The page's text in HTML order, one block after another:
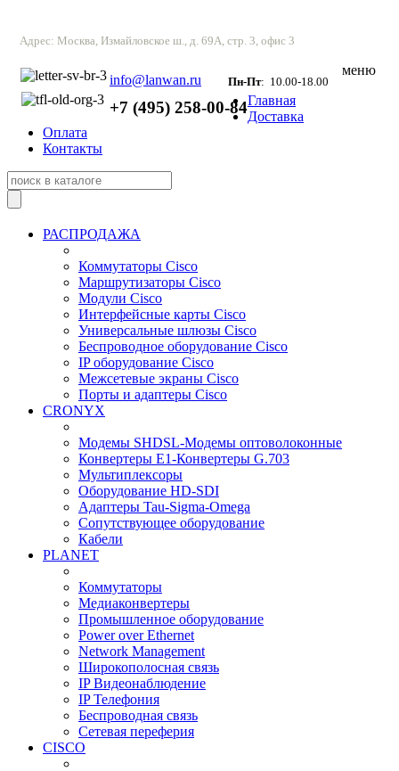
Адрес: Москва, Измайловское ш., д. 69А, стр. 3, офис 3
info@lanwan.ru Пн-Пт: 10.00-18.00
+7 (495) 258-00-84
меню
Главная
Доставка
Оплата
Контакты
РАСПРОДАЖА
Коммутаторы Cisco
Маршрутизаторы Cisco
Модули Cisco
Интерфейсные карты Cisco
Универсальные шлюзы Cisco
Беспроводное оборудование Cisco
IP оборудование Cisco
Межсетевые экраны Cisco
Порты и адаптеры Cisco
CRONYX
Модемы SHDSL-Модемы оптоволоконные
Конвертеры Е1-Конвертеры G.703
Мультиплексоры
Оборудование HD-SDI
Адаптеры Tau-Sigma-Omega
Сопутствующее оборудование
Кабели
PLANET
Коммутаторы
Медиаконвертеры
Промышленное оборудование
Power over Ethernet
Network Management
Широкополосная связь
IP Видеонаблюдение
IP Телефония
Беспроводная связь
Сетевая переферия
CISCO